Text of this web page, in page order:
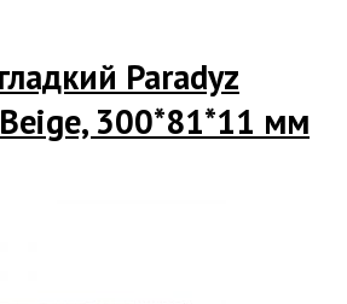
Paradyz
300*81*11 мм